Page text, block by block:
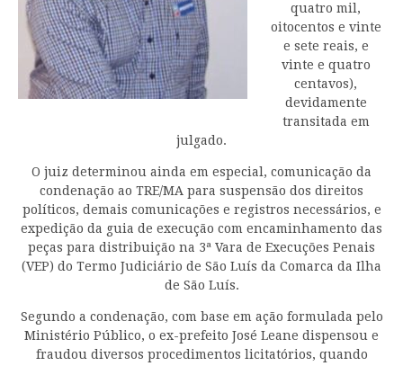
quatro mil,
oitocentos e vinte
e sete reais, e
vinte e quatro
centavos),
devidamente
transitada em
julgado.
O juiz determinou ainda em especial, comunicação da
condenação ao TRE/MA para suspensão dos direitos
políticos, demais comunicações e registros necessários, e
expedição da guia de execução com encaminhamento das
peças para distribuição na 3ª Vara de Execuções Penais
(VEP) do Termo Judiciário de São Luís da Comarca da Ilha
de São Luís.
Segundo a condenação, com base em ação formulada pelo
Ministério Público, o ex-prefeito José Leane dispensou e
fraudou diversos procedimentos licitatórios, quando